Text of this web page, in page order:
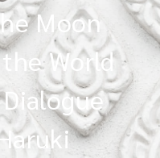
Moon
World